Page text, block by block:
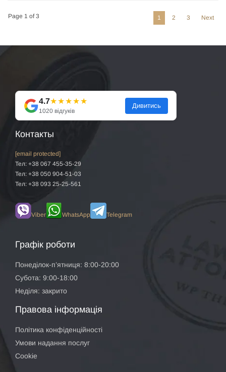
Page 1 of 3 1 2 3 Next
4.7★★★★★
1020 відгуків
Дивитись
Контакты
[email protected]
Тел: +38 067 455-35-29
Тел: +38 050 904-51-03
Тел: +38 093 25-25-561
Viber WhatsApp Telegram
Графік роботи
Понеділок-п’ятниця: 8:00-20:00
Субота: 9:00-18:00
Неділя: закрито
Правова інформація
Політика конфіденційності
Умови надання послуг
Cookie